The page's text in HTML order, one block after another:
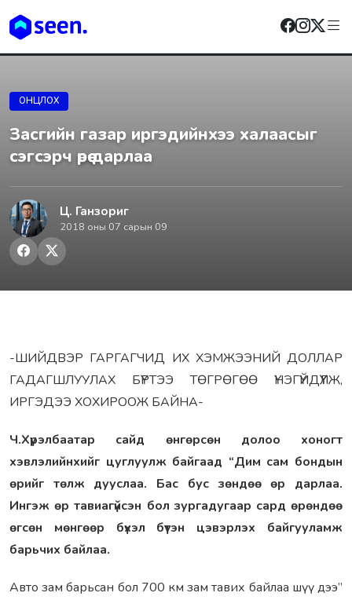
ОНЦЛОХ
Засгийн газар иргэдийнхээ халаасыг
сэгсэрч өрөө дарлаа
Ц. Ганзориг
2018 оны 07 сарын 09
-ШИЙДВЭР ГАРГАГЧИД ИХ ХЭМЖЭЭНИЙ ДОЛЛАР
ГАДАГШЛУУЛАХ БҮРТЭЭ ТӨГРӨГӨӨ ҮНЭГҮЙДҮҮЛЖ,
ИРГЭДЭЭ ХОХИРООЖ БАЙНА-
Ч.Хүрэлбаатар сайд өнгөрсөн долоо хоногт
хэвлэлийнхийг цуглуулж байгаад “Дим сам бондын
өрийг төлж дууслаа. Бас бус зөндөө өр дарлаа.
Ингэж өр тавиагүйсэн бол зургадугаар сард өрөндөө
өгсөн мөнгөөр бүхэл бүтэн цэвэрлэх байгууламж
барьчих байлаа.
Авто зам барьсан бол 700 км зам тавих байлаа шүү дээ”